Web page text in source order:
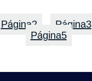
Página2 Página3
Página5